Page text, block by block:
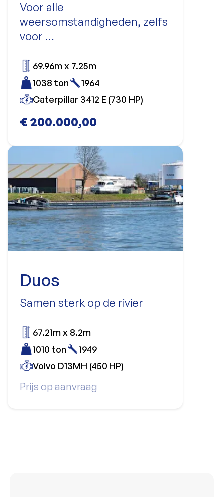
Voor alle
weersomstandigheden, zelfs
voor …
€ 200.000,00
69.96m x 7.25m
1038 ton
1964
Caterpillar 3412 E (730 HP)
Duos
Samen sterk op de rivier
Prijs op aanvraag
67.21m x 8.2m
1010 ton
1949
Volvo D13MH (450 HP)